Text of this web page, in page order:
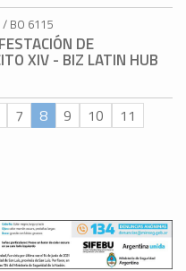
BO 6115
DE
XIV - BIZ LATIN HUB
7 8 9 10
11